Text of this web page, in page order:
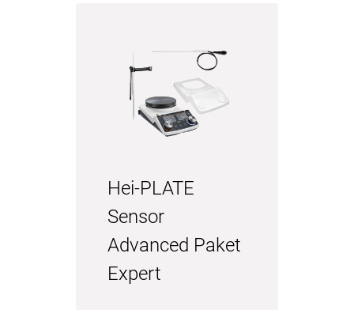
Hei-PLATE
Sensor
Advanced Paket
Expert